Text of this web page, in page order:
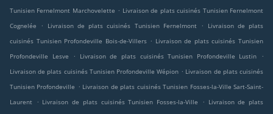
Tunisien Fernelmont Marchovelette . Livraison de plats cuisinés Tunisien Fernelmont
Cognelée
. Livraison de plats cuisinés Tunisien Fernelmont .
Livraison de plats
cuisinés Tunisien Profondeville Bois-de-Villers . Livraison de plats cuisinés Tunisien
Profondeville Lesve
. Livraison de plats cuisinés Tunisien Profondeville Lustin
.
Livraison de plats cuisinés Tunisien Profondeville Wépion . Livraison de plats cuisinés
Tunisien Profondeville . Livraison de plats cuisinés Tunisien Fosses-la-Ville Sart-Saint-
Laurent
. Livraison de plats cuisinés Tunisien Fosses-la-Ville . Livraison de plats